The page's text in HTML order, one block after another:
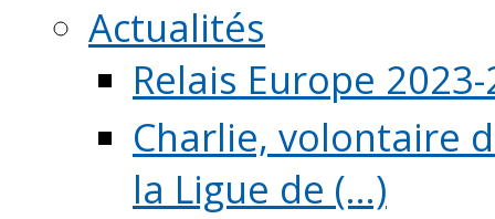
Actualités
Relais Europe
Charlie, volontaire
la Ligue de (...)